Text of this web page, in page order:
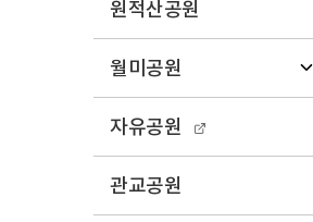
원적산공원
월미공원
자유공원
관교공원